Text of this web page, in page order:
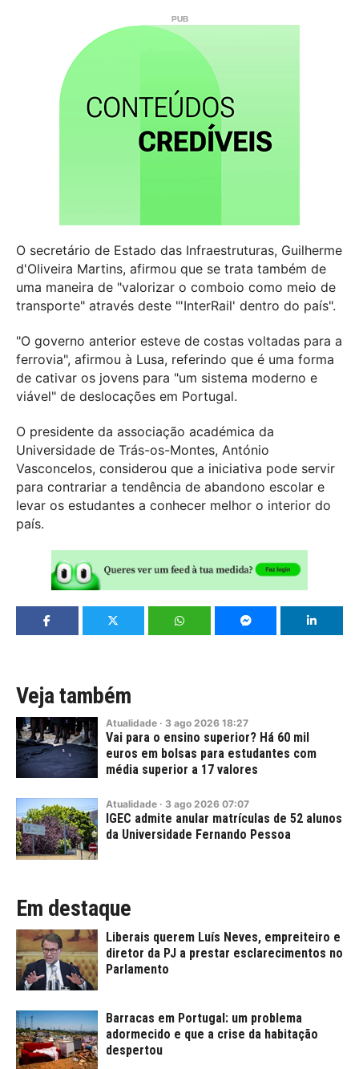
O secretário de Estado das Infraestruturas, Guilherme
d'Oliveira Martins, afirmou que se trata também de
uma maneira de "valorizar o comboio como meio de
transporte" através deste "'InterRail' dentro do país".
"O governo anterior esteve de costas voltadas para a
ferrovia", afirmou à Lusa, referindo que é uma forma
de cativar os jovens para "um sistema moderno e
viável" de deslocações em Portugal.
O presidente da associação académica da
Universidade de Trás-os-Montes, António
Vasconcelos, considerou que a iniciativa pode servir
para contrariar a tendência de abandono escolar e
levar os estudantes a conhecer melhor o interior do
país.
Veja também
Atualidade · 3 ago 2026 18:27
Vai para o ensino superior? Há 60 mil
euros em bolsas para estudantes com
média superior a 17 valores
Atualidade · 3 ago 2026 07:07
IGEC admite anular matrículas de 52 alunos
da Universidade Fernando Pessoa
Em destaque
Liberais querem Luís Neves, empreiteiro e
diretor da PJ a prestar esclarecimentos no
Parlamento
Barracas em Portugal: um problema
adormecido e que a crise da habitação
despertou